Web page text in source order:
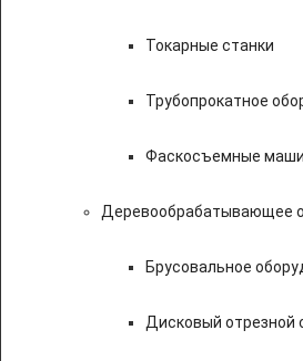
Токарные станки
Трубопрокатное
Фаскосъемные
Деревообрабатывающее
Брусовальное
Дисковый отрезной